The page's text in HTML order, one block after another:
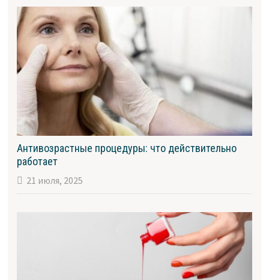
Антивозрастные процедуры: что действительно
работает
21 июля, 2025